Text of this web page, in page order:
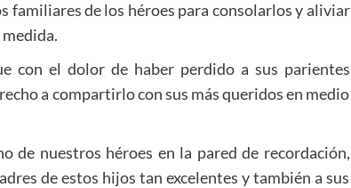
familiares de los héroes para consolarlos y aliviar
con el dolor de haber perdido a sus parientes
a compartirlo con sus más queridos en medio
de nuestros héroes en la pared de recordación,
de estos hijos tan excelentes y también a sus